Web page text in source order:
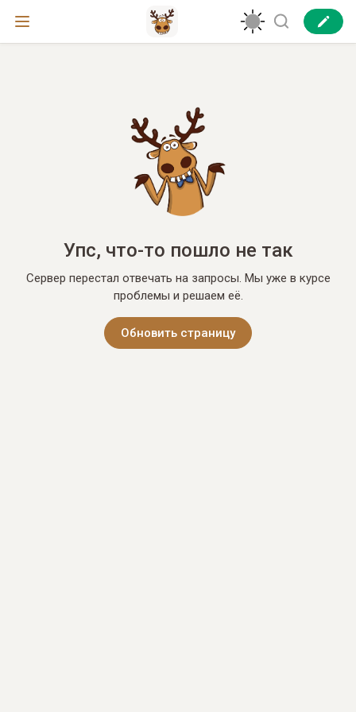
Упс, что-то пошло не так
Сервер перестал отвечать на запросы. Мы уже в курсе
проблемы и решаем её.
Обновить страницу